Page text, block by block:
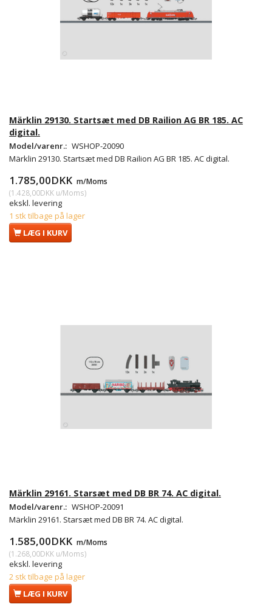
Märklin 29130. Startsæt med DB Railion AG BR 185. AC
digital.
Model/varenr.: WSHOP-20090
Märklin 29130. Startsæt med DB Railion AG BR 185. AC digital.
1.785,00DKK m/Moms
(1.428,00DKK u/Moms)
ekskl. levering
1 stk tilbage på lager
LÆG I KURV
Märklin 29161. Starsæt med DB BR 74. AC digital.
Model/varenr.: WSHOP-20091
Märklin 29161. Starsæt med DB BR 74. AC digital.
1.585,00DKK m/Moms
(1.268,00DKK u/Moms)
ekskl. levering
2 stk tilbage på lager
LÆG I KURV